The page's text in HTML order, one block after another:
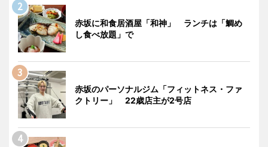
赤坂に和食居酒屋「和神」 ランチは「鯛め
し食べ放題」で
赤坂のパーソナルジム「フィットネス・ファ
クトリー」 22歳店主が2号店